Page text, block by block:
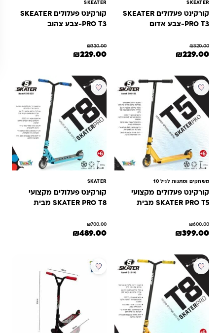
SKEATER
קורקינט פעלולים SKEATER
PRO T3-צבע אדום
₪320.00
המחיר המקורי היה: ₪320.00.
₪229.00 המחיר הנוכחי הוא: ₪229.00.
SKEATER
קורקינט פעלולים SKEATER
PRO T3-צבע צהוב
₪320.00
המחיר המקורי היה: ₪320.00.
₪229.00 המחיר הנוכחי הוא: ₪229.00.
מבצע
משחקים ומתנות לגיל 10
קורקינט פעלולים מקצועי
SKATER PRO T5 מבית
₪600.00
המחיר המקורי היה: ₪600.00.
₪399.00 המחיר הנוכחי הוא: ₪399.00.
מבצע
SKATER
קורקינט פעלולים מקצועי
SKATER PRO T8 מבית
₪700.00
המחיר המקורי היה: ₪700.00.
₪489.00 המחיר הנוכחי הוא: ₪489.00.
מבצע